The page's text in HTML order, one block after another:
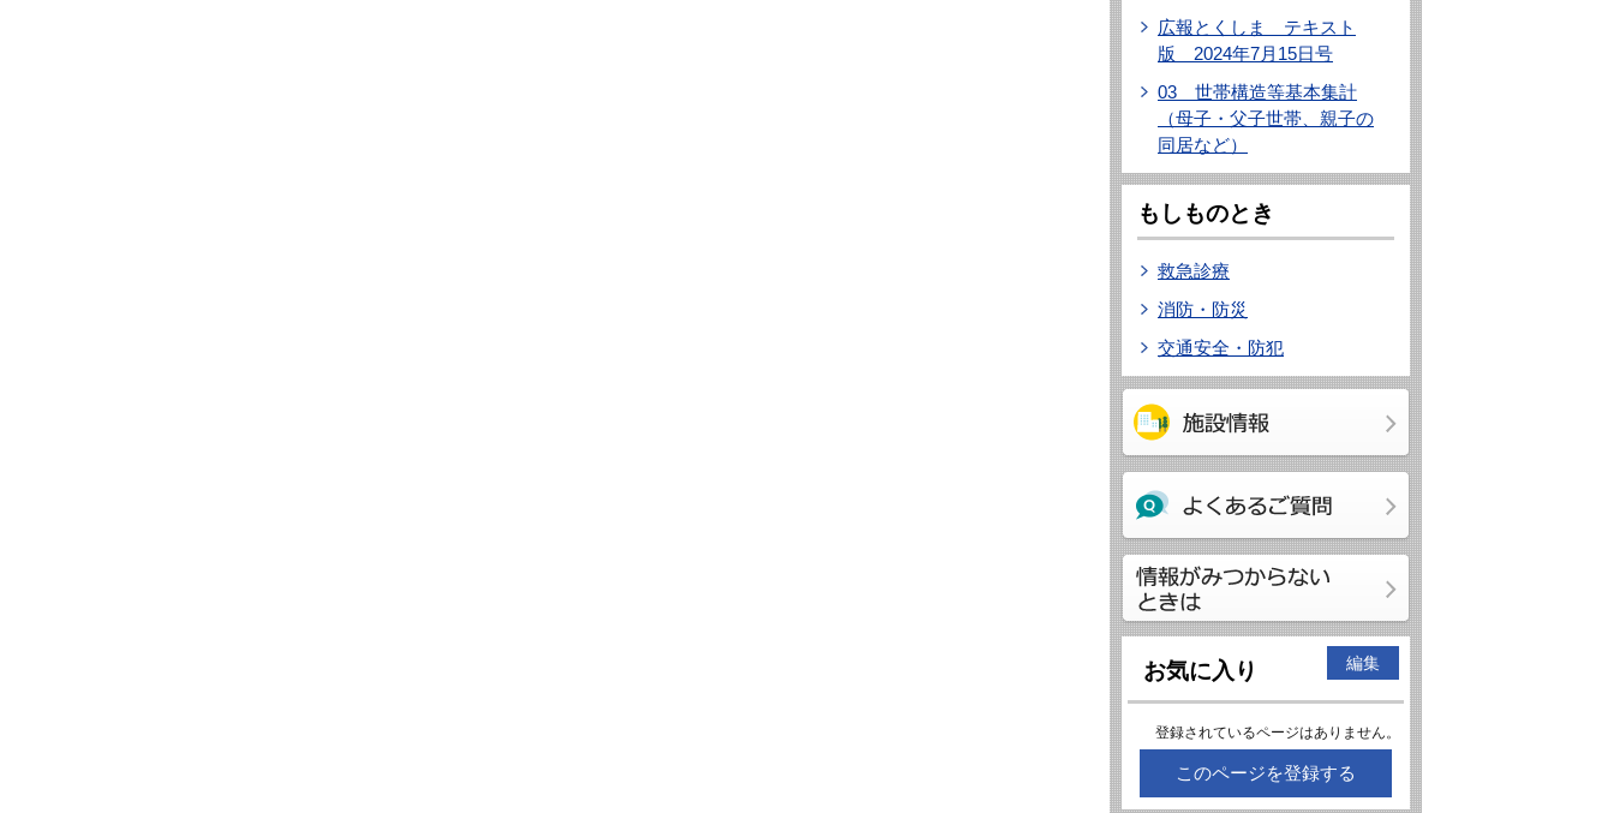
広報とくしま テキスト
版 2024年7月15日号
03 世帯構造等基本集計
（母子・父子世帯、親子の
同居など）
もしものとき
救急診療
消防・防災
交通安全・防犯
お気に入り 編集
登録されているページはありません。
このページを登録する